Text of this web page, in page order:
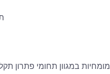
מומחיות במגוון תחומי פתרון